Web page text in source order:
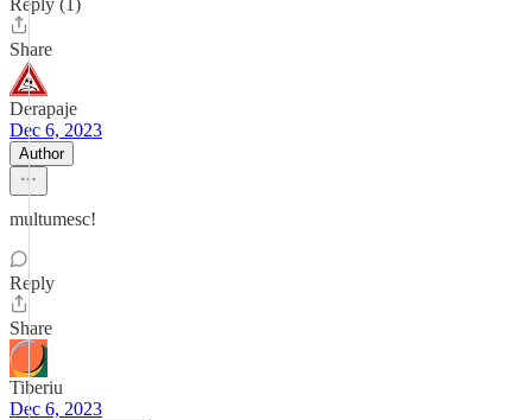
Reply (1)
Share
Derapaje
Dec 6, 2023
Author
multumesc!
Reply
Share
Tiberiu
Dec 6, 2023